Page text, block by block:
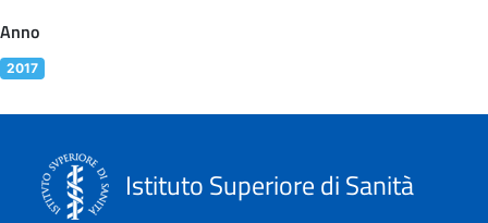
Anno
2017
Istituto Superiore di Sanità